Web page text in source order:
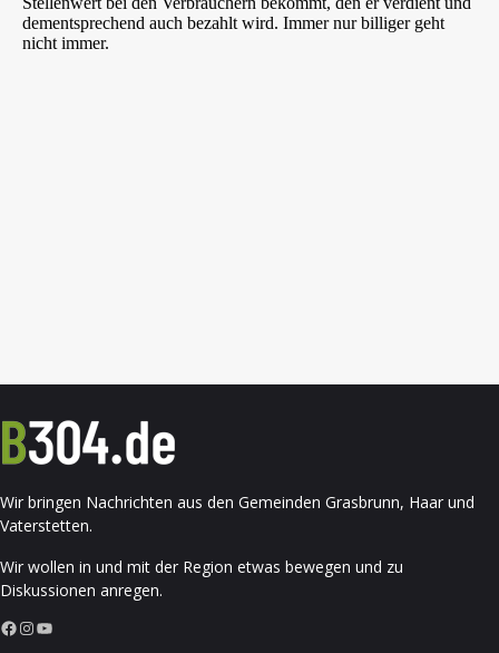
Wir bringen Nachrichten aus den Gemeinden Grasbrunn, Haar und
Vaterstetten.
Wir wollen in und mit der Region etwas bewegen und zu
Diskussionen anregen.
Facebook InstagramYouTube